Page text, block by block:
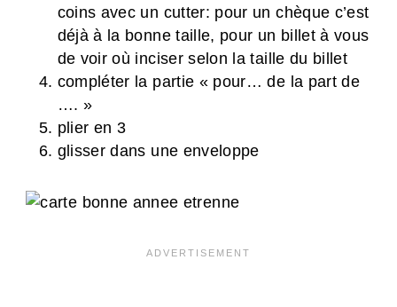
coins avec un cutter: pour un chèque c’est
déjà à la bonne taille, pour un billet à vous
de voir où inciser selon la taille du billet
compléter la partie « pour… de la part de
…. »
plier en 3
glisser dans une enveloppe